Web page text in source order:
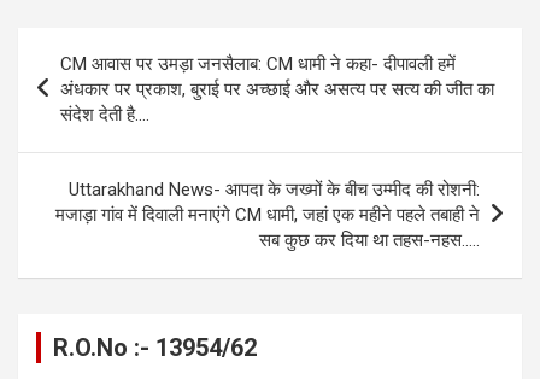
b
o
o
k
g
er
A
p
gr
a
Li
n
e
navigation
CM आवास पर उमड़ा जनसैलाब: CM धामी ने कहा- दीपावली हमें
अंधकार पर प्रकाश, बुराई पर अच्छाई और असत्य पर सत्य की जीत का
संदेश देती है….
Uttarakhand News- आपदा के जख्मों के बीच उम्मीद की रोशनी:
मजाड़ा गांव में दिवाली मनाएंगे CM धामी, जहां एक महीने पहले तबाही ने
सब कुछ कर दिया था तहस-नहस…..
R.O.No :- 13954/62